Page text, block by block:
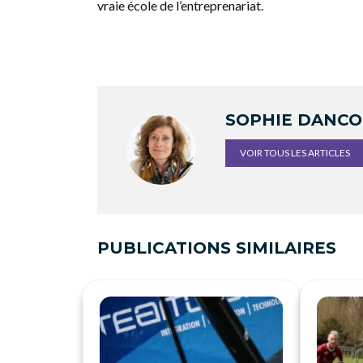
vraie école de l’entreprenariat.
SOPHIE
VOIR TOUS LES ARTICLES
PUBLICATIONS SIMILAIRES